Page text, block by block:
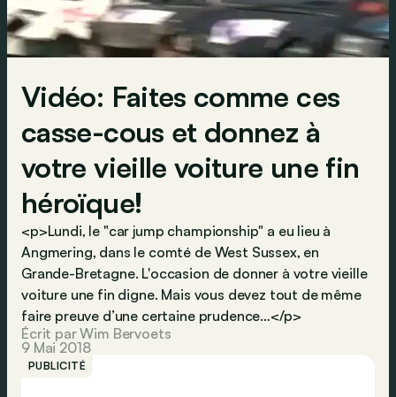
Vidéo: Faites comme ces
casse-cous et donnez à
votre vieille voiture une fin
héroïque!
<p>Lundi, le "car jump championship" a eu lieu à
Angmering, dans le comté de West Sussex, en
Grande-Bretagne. L'occasion de donner à votre vieille
voiture une fin digne. Mais vous devez tout de même
faire preuve d’une certaine prudence…</p>
Écrit par Wim Bervoets
9 Mai 2018
PUBLICITÉ